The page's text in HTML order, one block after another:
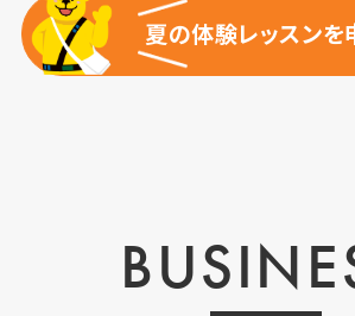
夏の体験レッスンを
夏の体験レッスンを